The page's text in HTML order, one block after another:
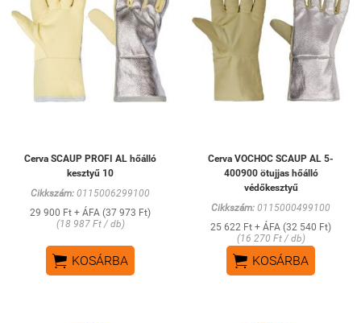
Cerva SCAUP PROFI AL hőálló
kesztyű 10
Cikkszám: 0115006299100
29 900 Ft + ÁFA (37 973 Ft)
(18 987 Ft / db)
 KOSÁRBA
Cerva VOCHOC SCAUP AL 5-
400900 ötujjas hőálló
védőkesztyű
Cikkszám: 0115000499100
25 622 Ft + ÁFA (32 540 Ft)
(16 270 Ft / db)
 KOSÁRBA